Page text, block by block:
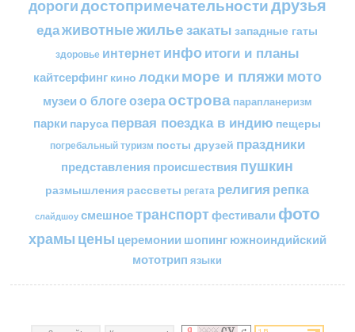
дорогидостопримечательностидрузья
едаживотныежильезакаты западные гаты
здоровье интернетинфоитоги и планы
кайтсерфинг кино лодкиморе и пляжимото
музеи о блогеозераострова парапланеризм
парки паруса первая поездка в индию пещеры
погребальный туризм посты друзей праздники
представления происшествия пушкин
размышления рассветы регата религия репка
слайдшоу смешноетранспортфестивали фото
храмы цены церемонии шопингюжноиндийский
мототрип языки